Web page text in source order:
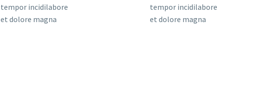
tempor incidilabore
et dolore magna
tempor incidilabore
et dolore magna